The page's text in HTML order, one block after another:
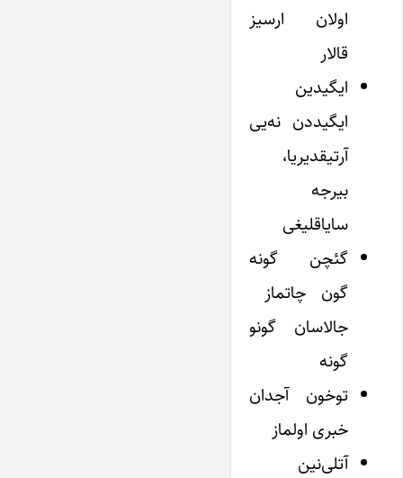
اولان ارسیز
قالار
ایگیدین
ایگیددن نه‌یی
آرتیقدیریا،
بیرجه
سایاقلیغی
گئچن گونه
گون چاتماز
جالاسان گونو
گونه
توخون آجدان
خبری اولماز
آتلی‌نین